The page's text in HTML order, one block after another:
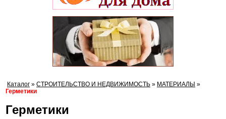
Каталог » СТРОИТЕЛЬСТВО И НЕДВИЖИМОСТЬ » МАТЕРИАЛЫ »
Герметики
Герметики